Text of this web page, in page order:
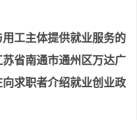
工主体提供就业服务的
苏省南通市通州区万达广
求职者介绍就业创业政